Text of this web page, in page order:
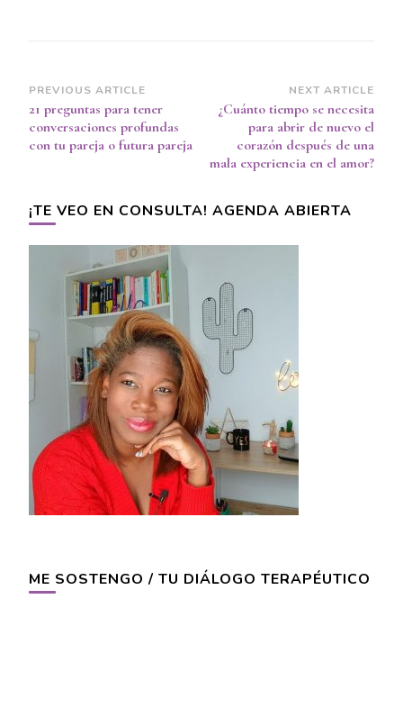
Post
Navigation
PREVIOUS ARTICLE
21 preguntas para tener
conversaciones profundas
con tu pareja o futura pareja
NEXT ARTICLE
¿Cuánto tiempo se necesita
para abrir de nuevo el
corazón después de una
mala experiencia en el amor?
¡TE VEO EN CONSULTA! AGENDA ABIERTA
ME SOSTENGO / TU DIÁLOGO TERAPÉUTICO